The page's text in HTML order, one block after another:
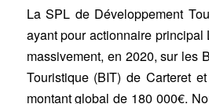
La SPL de Développement
ayant pour actionnaire principal
massivement, en 2020, sur les
Touristique (BIT) de Carteret
montant global de 180 000€.